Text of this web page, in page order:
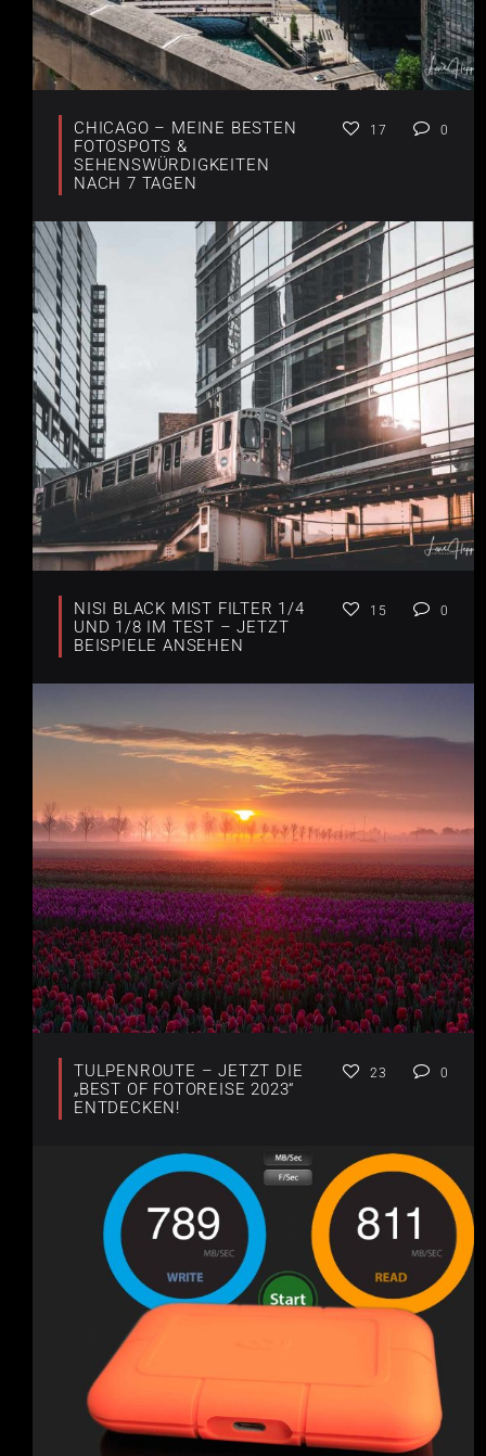
CHICAGO – MEINE BESTEN
FOTOSPOTS &
SEHENSWÜRDIGKEITEN
NACH 7 TAGEN
17 0
NISI BLACK MIST FILTER 1/4
UND 1/8 IM TEST – JETZT
BEISPIELE ANSEHEN
15 0
TULPENROUTE – JETZT DIE
„BEST OF FOTOREISE 2023“
ENTDECKEN!
23 0